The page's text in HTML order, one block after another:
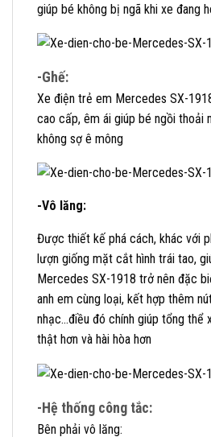
giúp bé không bị ngã khi xe đang
-Ghế:
Xe điện trẻ em Mercedes SX-
cao cấp, êm ái giúp bé ngồi thoải
không sợ ê mông
-Vô lăng:
Được thiết kế phá cách, khác với
lượn giống mặt cắt hình trái tao,
Mercedes SX-1918 trở nên đặc
anh em cùng loại, kết hợp thêm
nhạc…điều đó chính giúp tổng thể
thật hơn và hài hòa hơn
-Hệ thống công tắc:
Bên phải vô lăng: